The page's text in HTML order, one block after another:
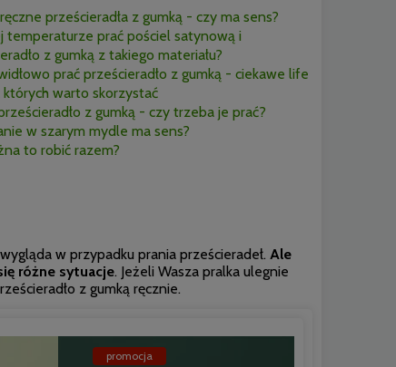
prześcieradła z gumką - czy ma sens?
temperaturze prać pościel satynową i
z gumką z takiego materiału?
prać prześcieradło z gumką - ciekawe life
których warto skorzystać
z gumką - czy trzeba je prać?
w szarym mydle ma sens?
to robić razem?
w przypadku prania prześcieradeł. Ale
różne sytuacje. Jeżeli Wasza pralka ulegnie
z gumką ręcznie.
promocja